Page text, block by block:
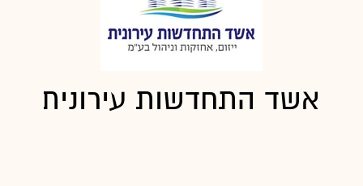
אשד התחדשות עירונית